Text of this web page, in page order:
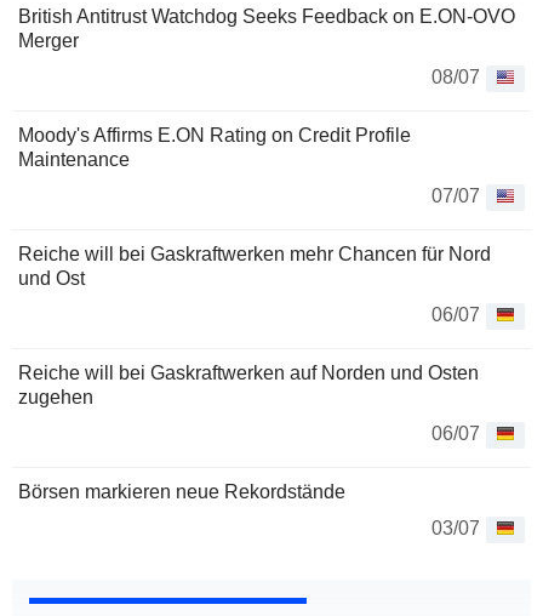
British Antitrust Watchdog Seeks Feedback on E.ON-OVO
Merger
08/07
Moody's Affirms E.ON Rating on Credit Profile
Maintenance
07/07
Reiche will bei Gaskraftwerken mehr Chancen für Nord
und Ost
06/07
Reiche will bei Gaskraftwerken auf Norden und Osten
zugehen
06/07
Börsen markieren neue Rekordstände
03/07